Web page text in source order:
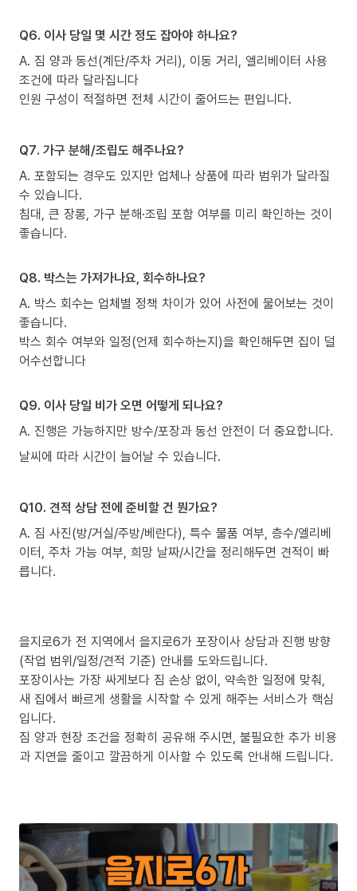
Q6. 이사 당일 몇 시간 정도 잡아야 하나요?
A. 짐 양과 동선(계단/주차 거리), 이동 거리, 엘리베이터 사용
조건에 따라 달라집니다
인원 구성이 적절하면 전체 시간이 줄어드는 편입니다.
Q7. 가구 분해/조립도 해주나요?
A. 포함되는 경우도 있지만 업체나 상품에 따라 범위가 달라질
수 있습니다.
침대, 큰 장롱, 가구 분해·조립 포함 여부를 미리 확인하는 것이
좋습니다.
Q8. 박스는 가져가나요, 회수하나요?
A. 박스 회수는 업체별 정책 차이가 있어 사전에 물어보는 것이
좋습니다.
박스 회수 여부와 일정(언제 회수하는지)을 확인해두면 집이 덜
어수선합니다
Q9. 이사 당일 비가 오면 어떻게 되나요?
A. 진행은 가능하지만 방수/포장과 동선 안전이 더 중요합니다.
날씨에 따라 시간이 늘어날 수 있습니다.
Q10. 견적 상담 전에 준비할 건 뭔가요?
A. 짐 사진(방/거실/주방/베란다), 특수 물품 여부, 층수/엘리베
이터, 주차 가능 여부, 희망 날짜/시간을 정리해두면 견적이 빠
릅니다.
을지로6가 전 지역에서 을지로6가 포장이사 상담과 진행 방향
(작업 범위/일정/견적 기준) 안내를 도와드립니다.
포장이사는 가장 싸게보다 짐 손상 없이, 약속한 일정에 맞춰,
새 집에서 빠르게 생활을 시작할 수 있게 해주는 서비스가 핵심
입니다.
짐 양과 현장 조건을 정확히 공유해 주시면, 불필요한 추가 비용
과 지연을 줄이고 깔끔하게 이사할 수 있도록 안내해 드립니다.